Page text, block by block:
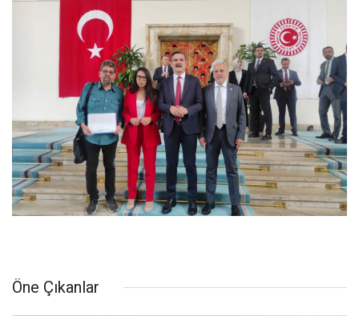
Öne Çıkanlar